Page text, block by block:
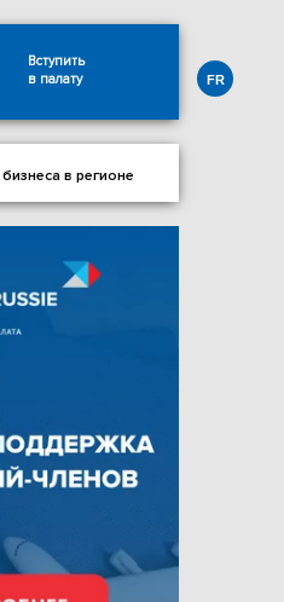
Вступить
в палату
FR
в регионе